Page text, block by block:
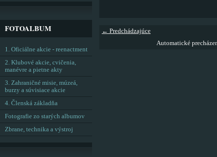
← Predchádzajúce
Automatické
FOTOALBUM
1. Oficiálne akcie - reenactment
2. Klubové akcie, cvičenia,
manévre a pietne akty
3. Zahraničné misie, múzeá,
burzy a súvisiace akcie
4. Členská základňa
Fotografie zo starých albumov
Zbrane, technika a výstroj